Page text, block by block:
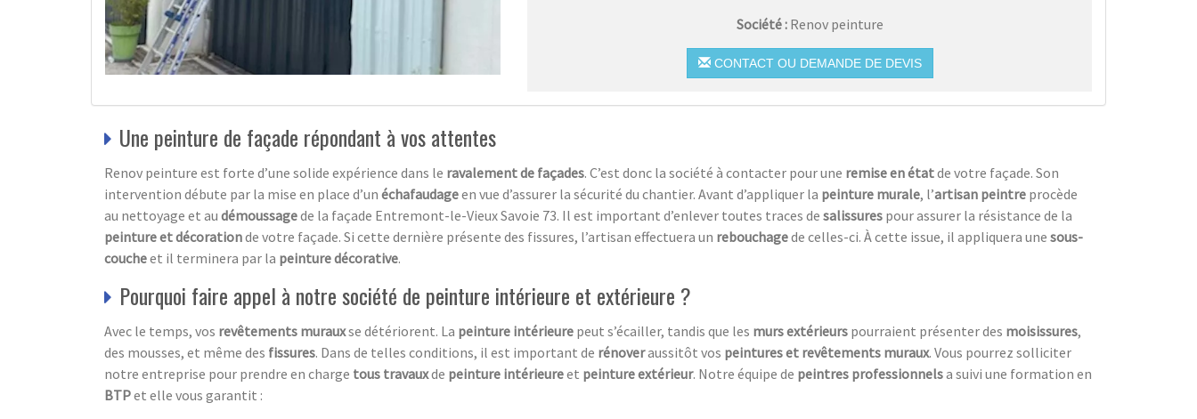
Société : Renov peinture
CONTACT OU DEMANDE DE DEVIS
Une peinture de façade répondant à vos attentes
Renov peinture est forte d’une solide expérience dans le ravalement de façades. C’est donc la société à contacter pour une remise en étatde votre façade. Son
intervention débute par la mise en place d’un échafaudageen vue d’assurer la sécurité du chantier. Avant d’appliquer la peinture murale, l’artisan peintre procède
au nettoyage et au démoussagede la façade Entremont-le-Vieux Savoie 73. Il est important d’enlever toutes traces de salissures pour assurer la résistance de la
peinture et décorationde votre façade. Si cette dernière présente des fissures, l’artisan effectuera un rebouchagede celles-ci. À cette issue, il appliquera une sous-
coucheet il terminera par la peinture décorative.
Pourquoi faire appel à notre société de peinture intérieure et extérieure ?
Avec le temps, vos revêtements murauxse détériorent. La peinture intérieure peut s’écailler, tandis que les murs extérieurs pourraient présenter des moisissures,
des mousses, et même des fissures. Dans de telles conditions, il est important de rénoveraussitôt vos peintures et revêtements muraux. Vous pourrez solliciter
notre entreprise pour prendre en charge tous travauxde peinture intérieureet peinture extérieur. Notre équipe de peintres professionnelsa suivi une formation en
BTPet elle vous garantit :